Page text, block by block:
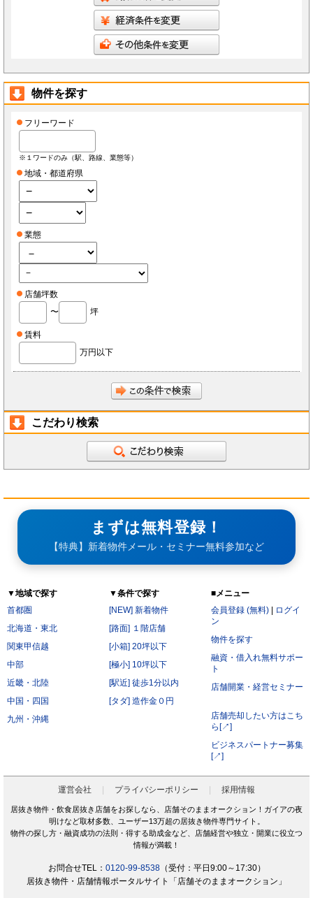
物件を探す
フリーワード
※１ワードのみ（駅、路線、業態等）
地域・都道府県
業態
店舗坪数
〜
坪
賃料
万円以下
こだわり検索
まずは無料登録！
【特典】新着物件メール・セミナー無料参加など
▼地域で探す
首都圏
北海道・東北
関東甲信越
中部
近畿・北陸
中国・四国
九州・沖縄
▼条件で探す
[NEW] 新着物件
[路面] １階店舗
[小箱] 20坪以下
[極小] 10坪以下
[駅近] 徒歩1分以内
[タダ] 造作金０円
■メニュー
会員登録 (無料)
ログイ
ン
物件を探す
融資・借入れ無料サポー
ト
店舗開業・経営セミナー
店舗売却したい方はこち
ら[↗]
ビジネスパートナー募集
[↗]
運営会社 プライバシーポリシー 採用情報
居抜き物件・飲食居抜き店舗をお探しなら、店舗そのままオークション！ガイアの夜
明けなど取材多数、ユーザー13万超の居抜き物件専門サイト。
物件の探し方・融資成功の法則・得する助成金など、店舗経営や独立・開業に役立つ
情報が満載！
お問合せTEL： 0120-99-8538（受付：平日9:00～17:30）
居抜き物件・店舗情報ポータルサイト「店舗そのままオークション」